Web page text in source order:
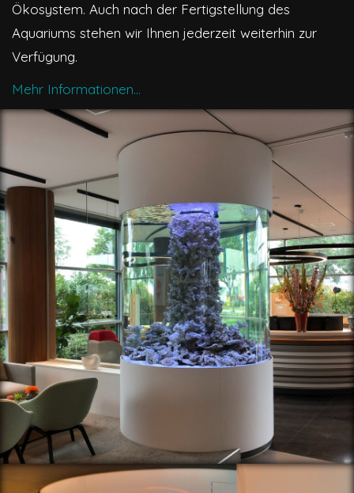
Ökosystem. Auch nach der Fertigstellung des
Aquariums stehen wir Ihnen jederzeit weiterhin zur
Verfügung.
Mehr Informationen...